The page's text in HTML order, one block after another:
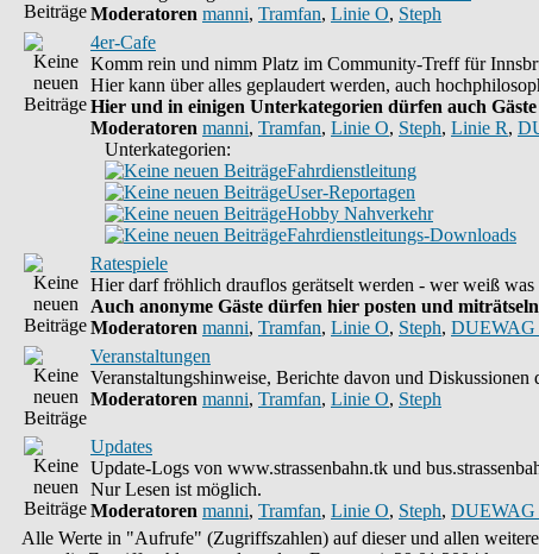
Moderatoren manni, Tramfan, Linie O, Steph
4er-Cafe
Komm rein und nimm Platz im Community-Treff für
Hier kann über alles geplaudert werden, auch
Hier und in einigen Unterkategorien dürfen auch
Moderatoren manni, Tramfan, Linie O, Steph, Linie R,
Unterkategorien:
Fahrdienstleitung
User-Reportagen
Hobby Nahverkehr
Fahrdienstleitungs-Downloads
Ratespiele
Hier darf fröhlich drauflos gerätselt werden - wer weiß
Auch anonyme Gäste dürfen hier posten und
Moderatoren manni, Tramfan, Linie O, Steph, DUEWAG
Veranstaltungen
Veranstaltungshinweise, Berichte davon und Diskussionen
Moderatoren manni, Tramfan, Linie O, Steph
Updates
Update-Logs von www.strassenbahn.tk und
Nur Lesen ist möglich.
Moderatoren manni, Tramfan, Linie O, Steph, DUEWAG
Alle Werte in "Aufrufe" (Zugriffszahlen) auf dieser und allen